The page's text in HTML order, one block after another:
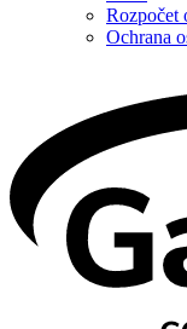
Rozpočet
Ochrana